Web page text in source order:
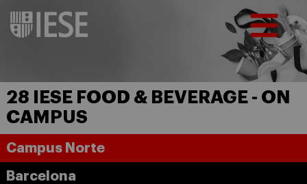
28 IESE FOOD & BEVERAGE - ON
CAMPUS
Campus Norte
Barcelona